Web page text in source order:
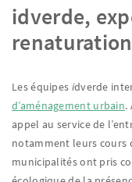
idverde,
Les équipes idverde
d’aménagement urbain.
appel au service de
notamment leurs cours
municipalités ont pris